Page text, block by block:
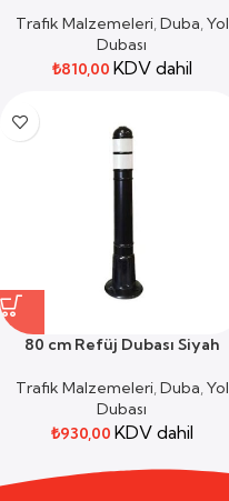
Trafik Malzemeleri,Duba,Yol
Dubası
₺810,00 KDV dahil
80 cm Refüj Dubası Siyah
Trafik Malzemeleri,Duba,Yol
Dubası
₺930,00 KDV dahil